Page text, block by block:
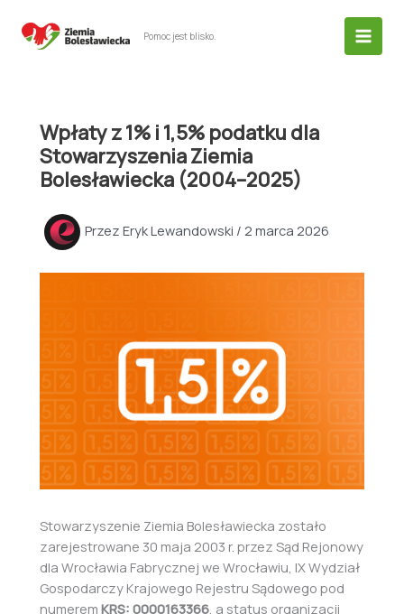
Pomoc jest blisko.
Wpłaty z 1% i 1,5% podatku dla
Stowarzyszenia Ziemia
Bolesławiecka (2004–2025)
Przez Eryk Lewandowski / 2 marca 2026
Stowarzyszenie Ziemia Bolesławiecka zostało
zarejestrowane 30 maja 2003 r. przez Sąd Rejonowy
dla Wrocławia Fabrycznej we Wrocławiu, IX Wydział
Gospodarczy Krajowego Rejestru Sądowego pod
numerem KRS: 0000163366, a status organizacji